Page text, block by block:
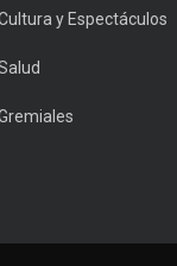
y Espectáculos